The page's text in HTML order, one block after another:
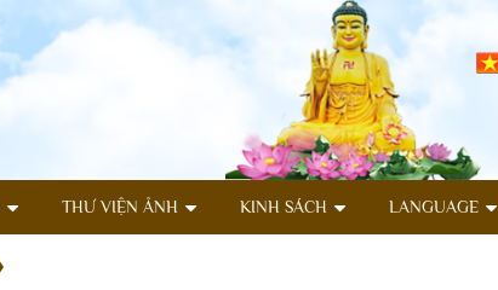
THƯ VIỆN ẢNH KINH SÁCH LANGUAGE